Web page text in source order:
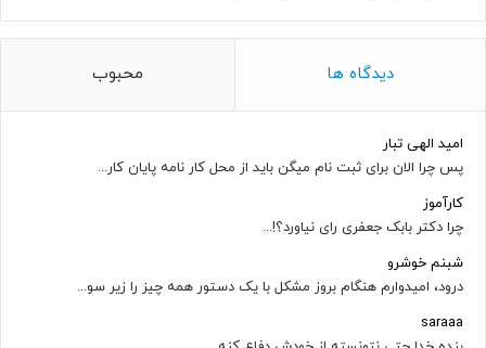
دیدگاه ها محبوب
امید الهی تبار
پس چرا الان برای ثبت نام میگن باید از محل کار نامه پایان کار...
کارآموز
چرا دکتر بابک جعفری رای نیاورد؟!...
شبنم خوشرو
درود، امیدوارم هنگام بروز مشکل با یک دستور همه چیز را زیر سو...
saraaa